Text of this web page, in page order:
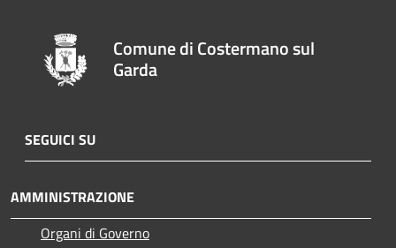
Comune di Costermano sul
Garda
SEGUICI SU
AMMINISTRAZIONE
Organi di Governo